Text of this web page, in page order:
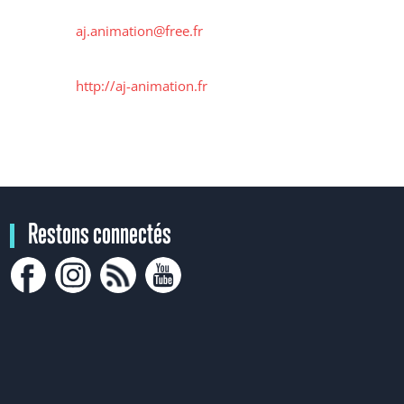
aj.animation@free.fr
http://aj-animation.fr
Restons connectés